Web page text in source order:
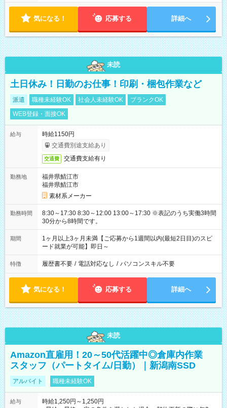
気になる！ 応募する 詳細へ
未読
土日休み！日勤のお仕事！印刷・梱包作業など
派遣 職種未経験OK 社会人未経験OK
ブランクOK
WEB登録・面接OK
給与
時給1150円
交通費別途支給あり
交通費 交通費支給有り
勤務地
福井県鯖江市
福井県鯖江市
素材系メーカー
勤務時間
8:30～17:30 8:30～12:00 13:00～17:30 ※表記のうち実働3時間
30分から8時間です。
期間
1ヶ月以上3ヶ月未満【ご応募から1週間以内(最短2日目)のスピ
ード就業が可能】即日～
特徴 履歴書不要 / 電話対応なし / パソコンスキル不要
気になる！ 応募する 詳細へ
未読
Amazon直雇用！20～50代活躍中◎倉庫内作業
スタッフ（パートタイム/日勤）｜新潟南SSD
アルバイト 職種未経験OK
給与
時給1,250円～1,250円